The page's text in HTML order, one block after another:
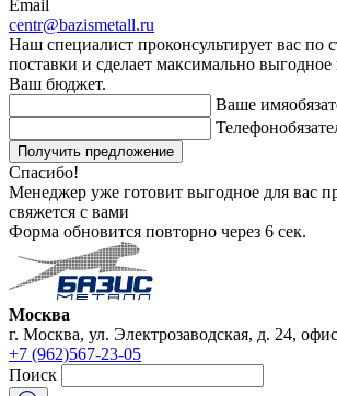
Email
centr@bazismetall.ru
Наш специалист проконсультирует вас по
поставки и сделает максимально
Ваш бюджет.
Ваше имя
Телефон
Получить предложение
Спасибо!
Менеджер уже готовит выгодное для вас
свяжется с вами
Форма обновится повторно через 6 сек.
Москва
г. Москва, ул. Электрозаводская, д. 24,
+7 (962)567-23-05
Поиск